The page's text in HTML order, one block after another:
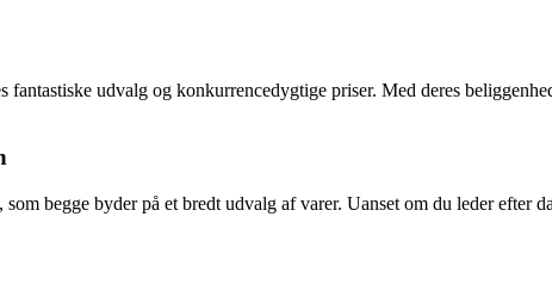
fantastiske udvalg og konkurrencedygtige priser. Med deres
begge byder på et bredt udvalg af varer. Uanset om du leder efter